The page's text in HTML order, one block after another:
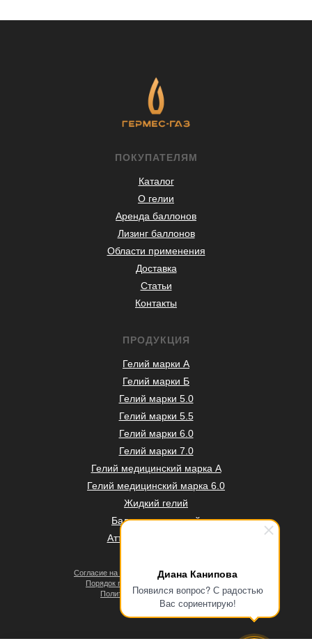
Диана Канипова
Появился вопрос? С радостью
Вас сориентирую!
ПРОДУКЦИЯ
Гелий марки А
Гелий марки Б
Гелий марки 5.0
Гелий марки 5.5
Гелий марки 6.0
Гелий марки 7.0
Гелий медицинский марка А
Гелий медицинский марка 6.0
Жидкий гелий
Баллоны под гелий
Аттестация баллонов
ПОКУПАТЕЛЯМ
Каталог
О гелии
Аренда баллонов
Лизинг баллонов
Области применения
Доставка
Статьи
Контакты
Согласие на обработку персональных данных
Порядок проведения оплат и возвратов
Политика конфиденциальности
Договор оферты